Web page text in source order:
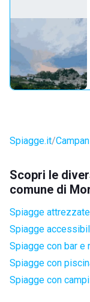
Spiagge.it
Scopri le
comune di
Spiagge attrezzate
Spiagge
Spiagge con bar e
Spiagge con
Spiagge con